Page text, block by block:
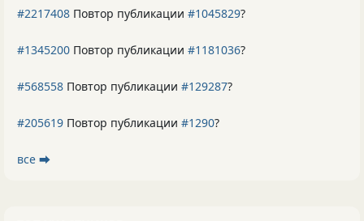
#2217408 Повтор публикации #1045829?
#1345200 Повтор публикации #1181036?
#568558 Повтор публикации #129287?
#205619 Повтор публикации #1290?
все ⮕